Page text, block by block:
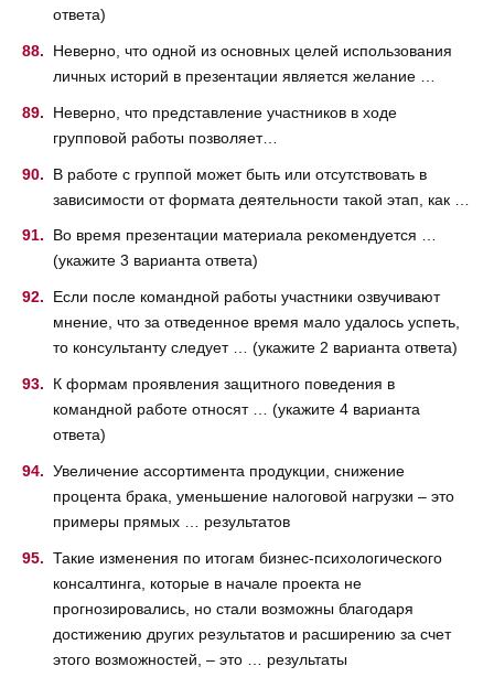
ответа)
Неверно, что одной из основных целей использования
личных историй в презентации является желание …
Неверно, что представление участников в ходе
групповой работы позволяет…
В работе с группой может быть или отсутствовать в
зависимости от формата деятельности такой этап, как …
Во время презентации материала рекомендуется …
(укажите 3 варианта ответа)
Если после командной работы участники озвучивают
мнение, что за отведенное время мало удалось успеть,
то консультанту следует … (укажите 2 варианта ответа)
К формам проявления защитного поведения в
командной работе относят … (укажите 4 варианта
ответа)
Увеличение ассортимента продукции, снижение
процента брака, уменьшение налоговой нагрузки – это
примеры прямых … результатов
Такие изменения по итогам бизнес-психологического
консалтинга, которые в начале проекта не
прогнозировались, но стали возможны благодаря
достижению других результатов и расширению за счет
этого возможностей, – это … результаты